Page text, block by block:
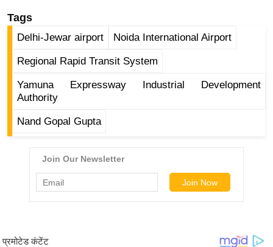
ग
त
बॉ
वु
हॉ
मी
Tags
Delhi-Jewar airport Noida International Airport
Regional Rapid Transit System
Yamuna Expressway Industrial Development
Authority
Nand Gopal Gupta